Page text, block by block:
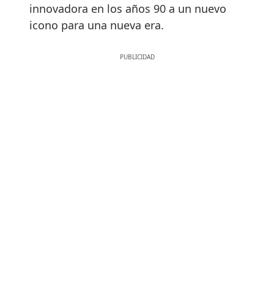
innovadora en los años 90 a un nuevo
icono para una nueva era.